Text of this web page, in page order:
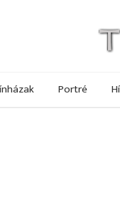
Portré